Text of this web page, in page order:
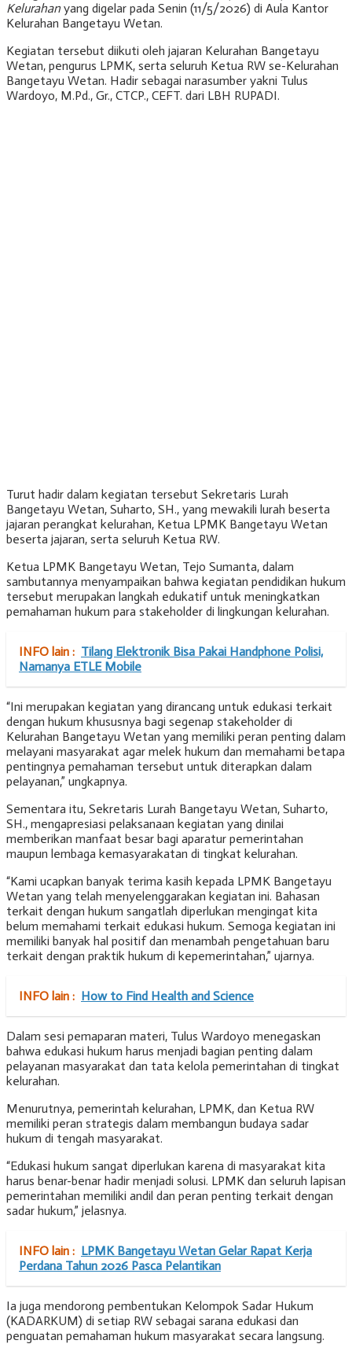
Kelurahanyang digelar pada Senin (11/5/2026) di Aula Kantor
Kelurahan Bangetayu Wetan.
Kegiatan tersebut diikuti oleh jajaran Kelurahan Bangetayu
Wetan, pengurus LPMK, serta seluruh Ketua RW se-Kelurahan
Bangetayu Wetan. Hadir sebagai narasumber yakni Tulus
Wardoyo, M.Pd., Gr., CTCP., CEFT. dari LBH RUPADI.
Turut hadir dalam kegiatan tersebut Sekretaris Lurah
Bangetayu Wetan, Suharto, SH., yang mewakili lurah beserta
jajaran perangkat kelurahan, Ketua LPMK Bangetayu Wetan
beserta jajaran, serta seluruh Ketua RW.
Ketua LPMK Bangetayu Wetan, Tejo Sumanta, dalam
sambutannya menyampaikan bahwa kegiatan pendidikan hukum
tersebut merupakan langkah edukatif untuk meningkatkan
pemahaman hukum para stakeholder di lingkungan kelurahan.
INFO lain : Tilang Elektronik Bisa Pakai Handphone Polisi,
Namanya ETLE Mobile
“Ini merupakan kegiatan yang dirancang untuk edukasi terkait
dengan hukum khususnya bagi segenap stakeholder di
Kelurahan Bangetayu Wetan yang memiliki peran penting dalam
melayani masyarakat agar melek hukum dan memahami betapa
pentingnya pemahaman tersebut untuk diterapkan dalam
pelayanan,” ungkapnya.
Sementara itu, Sekretaris Lurah Bangetayu Wetan, Suharto,
SH., mengapresiasi pelaksanaan kegiatan yang dinilai
memberikan manfaat besar bagi aparatur pemerintahan
maupun lembaga kemasyarakatan di tingkat kelurahan.
“Kami ucapkan banyak terima kasih kepada LPMK Bangetayu
Wetan yang telah menyelenggarakan kegiatan ini. Bahasan
terkait dengan hukum sangatlah diperlukan mengingat kita
belum memahami terkait edukasi hukum. Semoga kegiatan ini
memiliki banyak hal positif dan menambah pengetahuan baru
terkait dengan praktik hukum di kepemerintahan,” ujarnya.
INFO lain : How to Find Health and Science
Dalam sesi pemaparan materi, Tulus Wardoyo menegaskan
bahwa edukasi hukum harus menjadi bagian penting dalam
pelayanan masyarakat dan tata kelola pemerintahan di tingkat
kelurahan.
Menurutnya, pemerintah kelurahan, LPMK, dan Ketua RW
memiliki peran strategis dalam membangun budaya sadar
hukum di tengah masyarakat.
“Edukasi hukum sangat diperlukan karena di masyarakat kita
harus benar-benar hadir menjadi solusi. LPMK dan seluruh lapisan
pemerintahan memiliki andil dan peran penting terkait dengan
sadar hukum,” jelasnya.
INFO lain : LPMK Bangetayu Wetan Gelar Rapat Kerja
Perdana Tahun 2026 Pasca Pelantikan
Ia juga mendorong pembentukan Kelompok Sadar Hukum
(KADARKUM) di setiap RW sebagai sarana edukasi dan
penguatan pemahaman hukum masyarakat secara langsung.